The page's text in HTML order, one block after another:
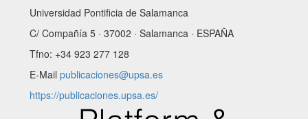
Universidad Pontificia de Salamanca
C/ Compañía 5 · 37002 · Salamanca · ESPAÑA
Tfno: +34 923 277 128
E-Mail publicaciones@upsa.es
https://publicaciones.upsa.es/